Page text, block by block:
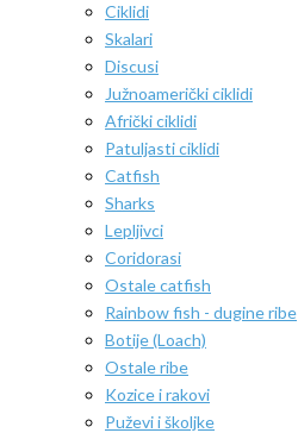
Ciklidi
Skalari
Discusi
Južnoamerički ciklidi
Afrički ciklidi
Patuljasti ciklidi
Catfish
Sharks
Lepljivci
Coridorasi
Ostale catfish
Rainbow fish - dugine ribe
Botije (Loach)
Ostale ribe
Kozice i rakovi
Puževi i školjke